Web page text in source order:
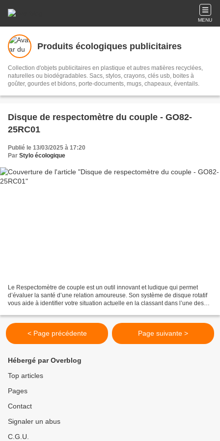
MENU
Produits écologiques publicitaires
Collection d'objets publicitaires en plastique et autres matières recyclées,
naturelles ou biodégradables. Sacs, stylos, crayons, clés usb, boites à
goûter, gourdes et bidons, porte-documents, mugs, chapeaux, éventails.
Disque de respectomètre du couple - GO82-
25RC01
Publié le 13/03/2025 à 17:20
Par Stylo écologique
Le Respectomètre de couple est un outil innovant et ludique qui permet
d’évaluer la santé d’une relation amoureuse. Son système de disque rotatif
vous aide à identifier votre situation actuelle en la classant dans l’une des
< Page précédente Page suivante >
Hébergé par Overblog
Top articles
Pages
Contact
Signaler un abus
C.G.U.